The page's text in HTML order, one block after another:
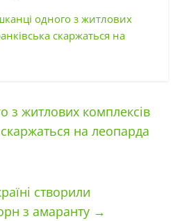
одного з житлових
скаржаться на
з житлових комплексів
на леопарда
створили
з амаранту →